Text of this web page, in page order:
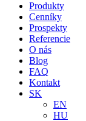
Produkty
Cenníky
Prospekty
Referencie
O nás
Blog
FAQ
Kontakt
SK
EN
HU